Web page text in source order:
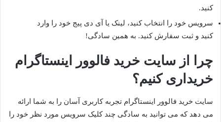
کنید.
سرویس خود را انتخاب کنید، لینک یا آی دی پیج خود را وارد
کنید و ثبت سفارش کنید. به همین سادگی!
چرا از سایت خرید فالوور اینستاگرام
خریداری کنیم؟
سایت خرید فالوور اینستاگرام تجربه کاربری آسان را به شما ارائه
می دهد که می توانید به سادگی چند کلیک سرویس مورد نظر خود را